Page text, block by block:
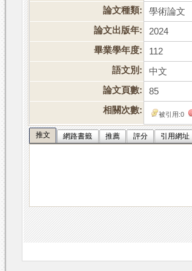
論文種類:
學術論文
論文出版年:
2024
畢業學年度:
112
語文別:
中文
論文頁數:
85
相關次數:
被引用:0
推文 網路書籤 推薦 評分 引用網址